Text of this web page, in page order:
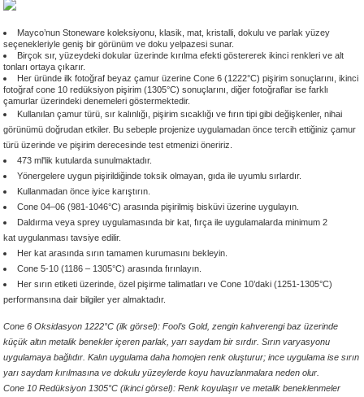
°C
- 1222 °C
- 1046 °C
°C
1046 °C
- 1046 °C
°C
°C
°C
Mayco’nun Stoneware koleksiyonu, klasik, mat, kristalli, dokulu ve parlak yüzey
seçenekleriyle geniş bir görünüm ve doku yelpazesi sunar.
Birçok sır, yüzeydeki dokular üzerinde kırılma efekti göstererek ikinci renkleri ve alt
tonları ortaya çıkarır.
Her üründe ilk fotoğraf beyaz çamur üzerine Cone 6 (1222°C) pişirim sonuçlarını, ikinci
fotoğraf cone 10 redüksiyon pişirim (1305°C) sonuçlarını, diğer fotoğraflar ise farklı
çamurlar üzerindeki denemeleri göstermektedir.
Kullanılan çamur türü, sır kalınlığı, pişirim sıcaklığı ve fırın tipi gibi değişkenler, nihai
görünümü doğrudan etkiler. Bu sebeple projenize uygulamadan önce tercih ettiğiniz çamur
türü üzerinde ve pişirim derecesinde test etmenizi öneririz.
473 ml'lik kutularda sunulmaktadır.
Yönergelere uygun pişirildiğinde toksik olmayan, gıda ile uyumlu sırlardır.
Kullanmadan önce iyice karıştırın.
Cone 04–06 (981-1046°C) arasında pişirilmiş bisküvi üzerine uygulayın.
Daldırma veya sprey uygulamasında bir kat, fırça ile uygulamalarda minimum 2
kat uygulanması tavsiye edilir.
Her kat arasında sırın tamamen kurumasını bekleyin.
Cone 5-10 (1186 – 1305°C) arasında fırınlayın.
Her sırın etiketi üzerinde, özel pişirme talimatları ve Cone 10’daki (1251-1305°C)
performansına dair bilgiler yer almaktadır.
Cone 6 Oksidasyon 1222°C (ilk görsel): Fool’s Gold, zengin kahverengi baz üzerinde
küçük altın metalik benekler içeren parlak, yarı saydam bir sırdır. Sırın varyasyonu
uygulamaya bağlıdır. Kalın uygulama daha homojen renk oluşturur; ince uygulama ise sırın
yarı saydam kırılmasına ve dokulu yüzeylerde koyu havuzlanmalara neden olur.
Cone 10 Redüksiyon 1305°C (ikinci görsel): Renk koyulaşır ve metalik beneklenmeler